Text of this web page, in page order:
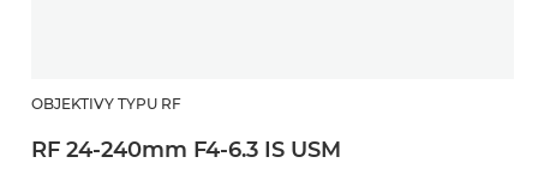
OBJEKTIVY TYPU RF
RF 24-240mm F4-6.3 IS USM